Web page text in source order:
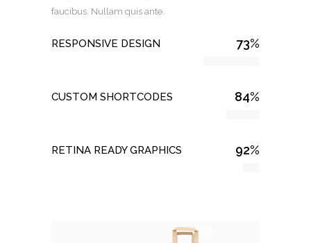
faucibus. Nullam quis ante.
RESPONSIVE DESIGN 73%
CUSTOM SHORTCODES 84%
RETINA READY GRAPHICS 92%